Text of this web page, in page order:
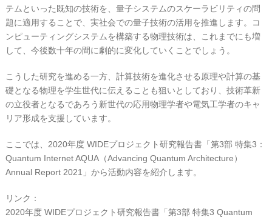
テムといった既知の技術を、量子システムのスケーラビリティの問
題に適用することで、実社会での量子技術の活用を推進します。コ
ンピューティングシステムを構築する物理技術は、これまでにも増
して、今後数十年の間に劇的に変化していくことでしょう。
こうした研究を進める一方、計算技術を進化させる原理や計算の基
礎となる物理を学生世代に伝えることも狙いとしており、技術革新
の立役者となるであろう新世代の応用物理学者や電気工学者のキャ
リア形成を支援しています。
ここでは、2020年度 WIDEプロジェクト研究報告書「第3部 特集3：
Quantum Internet AQUA（Advancing Quantum Architecture）
Annual Report 2021」から活動内容を紹介します。
リンク：
2020年度 WIDEプロジェクト研究報告書「第3部 特集3 Quantum